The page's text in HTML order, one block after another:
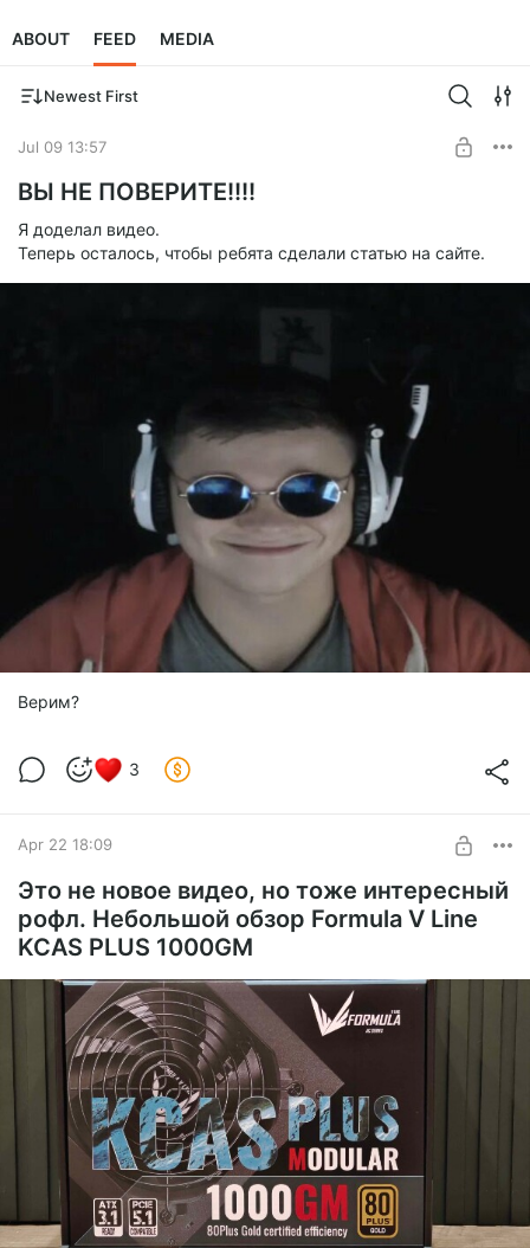
ABOUT FEED MEDIA
Newest First
Jul 09 13:57
ВЫ НЕ ПОВЕРИТЕ!!!!
Я доделал видео.
Теперь осталось, чтобы ребята сделали статью на сайте.
Верим?
3
Apr 22 18:09
Это не новое видео, но тоже интересный
рофл. Небольшой обзор Formula V Line
KCAS PLUS 1000GM